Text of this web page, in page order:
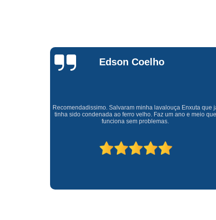
Waldirene
Monteiro
Uma empresa á 41 anos no mercado que sempre valoriza o
cliente ótimo atendimento com garantia de todos o serviços.